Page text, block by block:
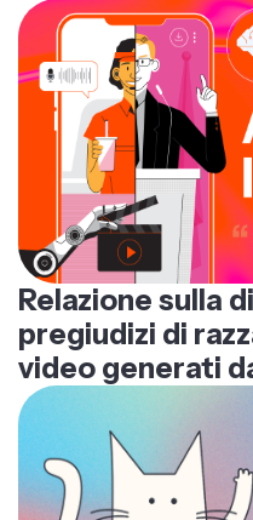
Relazione sulla
pregiudizi di
video generati